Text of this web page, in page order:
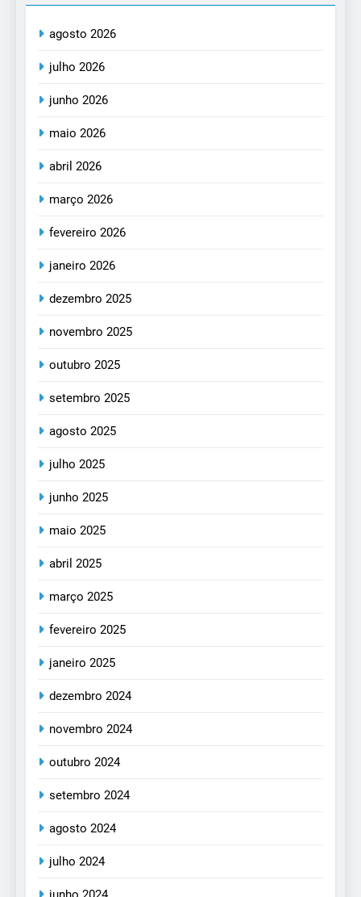
agosto 2026
julho 2026
junho 2026
maio 2026
abril 2026
março 2026
fevereiro 2026
janeiro 2026
dezembro 2025
novembro 2025
outubro 2025
setembro 2025
agosto 2025
julho 2025
junho 2025
maio 2025
abril 2025
março 2025
fevereiro 2025
janeiro 2025
dezembro 2024
novembro 2024
outubro 2024
setembro 2024
agosto 2024
julho 2024